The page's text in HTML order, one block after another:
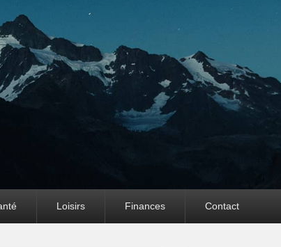
Loisirs Finances Contact